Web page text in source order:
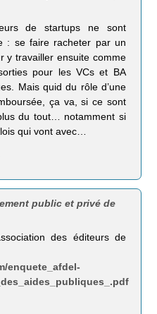
de startups ne sont
: se faire racheter par un
y travailler ensuite comme
pour les VCs et BA
Mais quid du rôle d’une
ça va, si ce sont
du tout… notamment si
qui vont avec…
public et privé de
des éditeurs de
enquete_afdel-